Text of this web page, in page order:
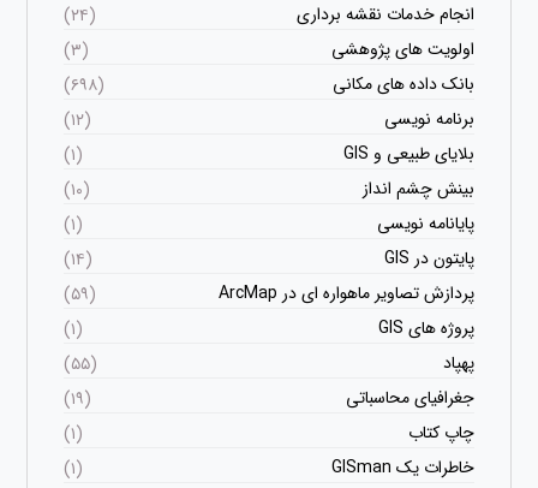
انجام خدمات نقشه برداری
(۲۴)
اولویت های پژوهشی
(۳)
بانک داده های مکانی
(۶۹۸)
برنامه نویسی
(۱۲)
بلایای طبیعی و GIS
(۱)
بینش چشم انداز
(۱۰)
پایانامه نویسی
(۱)
پایتون در GIS
(۱۴)
پردازش تصاویر ماهواره ای در ArcMap
(۵۹)
پروژه های GIS
(۱)
پهپاد
(۵۵)
جغرافیای محاسباتی
(۱۹)
چاپ کتاب
(۱)
خاطرات یک GISman
(۱)